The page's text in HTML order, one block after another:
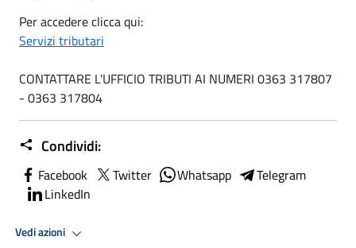
Per accedere clicca qui:
Servizi tributari
CONTATTARE L'UFFICIO TRIBUTI AI NUMERI 0363 317807
- 0363 317804
Condividi:
Facebook Twitter Whatsapp
Telegram
LinkedIn
Vedi azioni